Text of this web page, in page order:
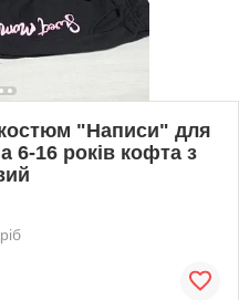
"Написи" для
6-16 років кофта з